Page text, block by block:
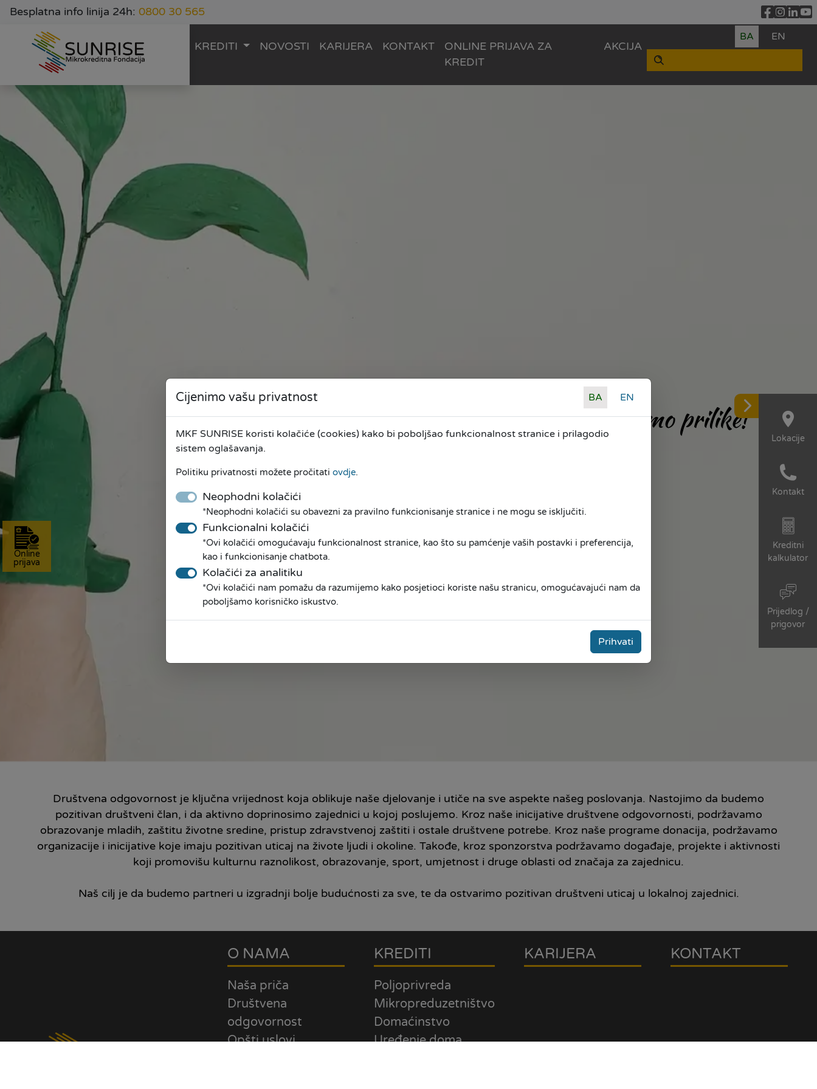
Besplatna info linija 24h: 0800 30 565
KREDITI NOVOSTI KARIJERA KONTAKT
ONLINE PRIJAVA ZA
KREDIT
AKCIJA
BA EN
Online
prijava
Lokacije
Kontakt
Kreditni
kalkulator
Prijedlog /
prigovor
Mi pravimo prilike!
Društvena odgovornost je ključna vrijednost koja oblikuje naše djelovanje i utiče na sve aspekte našeg poslovanja. Nastojimo da budemo
pozitivan društveni član, i da aktivno doprinosimo zajednici u kojoj poslujemo. Kroz naše inicijative društvene odgovornosti, podržavamo
obrazovanje mladih, zaštitu životne sredine, pristup zdravstvenoj zaštiti i ostale društvene potrebe. Kroz naše programe donacija, podržavamo
organizacije i inicijative koje imaju pozitivan uticaj na živote ljudi i okoline. Takođe, kroz sponzorstva podržavamo događaje, projekte i aktivnosti
koji promovišu kulturnu raznolikost, obrazovanje, sport, umjetnost i druge oblasti od značaja za zajednicu.
Naš cilj je da budemo partneri u izgradnji bolje budućnosti za sve, te da ostvarimo pozitivan društveni uticaj u lokalnoj zajednici.
O NAMA
Naša priča
Društvena
odgovornost
Opšti uslovi
KREDITI
Poljoprivreda
Mikropreduzetništvo
Domaćinstvo
Uređenje doma
KARIJERA KONTAKT
Cijenimo vašu privatnost BA EN
MKF SUNRISE koristi kolačiće (cookies) kako bi poboljšao funkcionalnost stranice i prilagodio
sistem oglašavanja.
Politiku privatnosti možete pročitati ovdje.
Neophodni kolačići
*Neophodni kolačići su obavezni za pravilno funkcionisanje stranice i ne mogu se isključiti.
Funkcionalni kolačići
*Ovi kolačići omogućavaju funkcionalnost stranice, kao što su pamćenje vaših postavki i preferencija,
kao i funkcionisanje chatbota.
Kolačići za analitiku
*Ovi kolačići nam pomažu da razumijemo kako posjetioci koriste našu stranicu, omogućavajući nam da
poboljšamo korisničko iskustvo.
Prihvati